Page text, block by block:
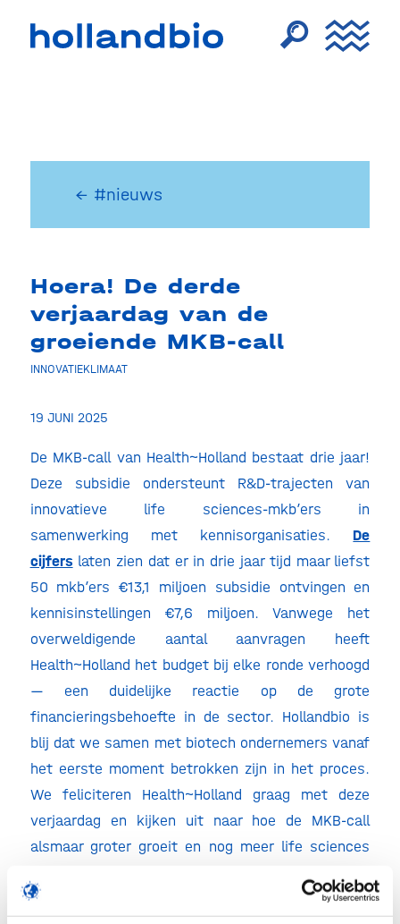
← #nieuws
Hoera! De derde
verjaardag van de
groeiende MKB-call
INNOVATIEKLIMAAT
19 JUNI 2025
De MKB-call van Health~Holland bestaat drie jaar!
Deze subsidie ondersteunt R&D-trajecten van
innovatieve life sciences-mkb’ers in
samenwerking met kennisorganisaties. De
cijfers laten zien dat er in drie jaar tijd maar liefst
50 mkb’ers €13,1 miljoen subsidie ontvingen en
kennisinstellingen €7,6 miljoen. Vanwege het
overweldigende aantal aanvragen heeft
Health~Holland het budget bij elke ronde verhoogd
— een duidelijke reactie op de grote
financieringsbehoefte in de sector. Hollandbio is
blij dat we samen met biotech ondernemers vanaf
het eerste moment betrokken zijn in het proces.
We feliciteren Health~Holland graag met deze
verjaardag en kijken uit naar hoe de MKB-call
alsmaar groter groeit en nog meer life sciences
MKB-Call staat alweer klaar en is geopend tot 1